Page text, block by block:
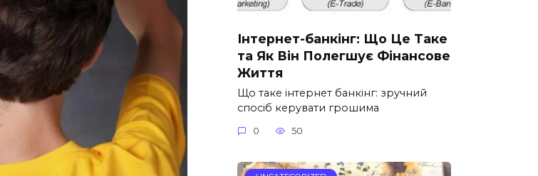
Інтернет-банкінг: Що Це Таке
та Як Він Полегшує Фінансове
Життя
Що таке інтернет банкінг: зручний
спосіб керувати грошима
0 50